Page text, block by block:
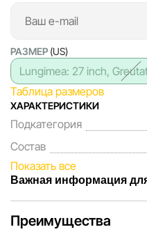
РАЗМЕР (US)
Lungimea: 27 inch,
Таблица размеров
ХАРАКТЕРИСТИКИ
Подкатегория
Состав
Показать все
Важная информация
наших покупателей.
Преимущества